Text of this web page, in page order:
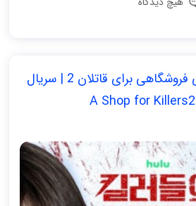
دانلود سریال کره ای فروشگاهی برای قاتلان 2 | سریال
A Shop for